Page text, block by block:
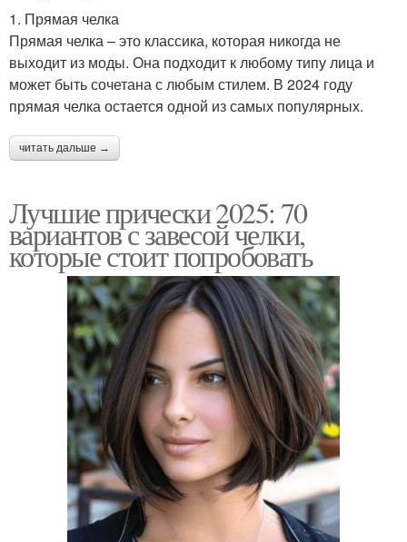
1. Прямая челка
Прямая челка – это классика, которая никогда не
выходит из моды. Она подходит к любому типу лица и
может быть сочетана с любым стилем. В 2024 году
прямая челка остается одной из самых популярных.
читать дальше →
Лучшие прически 2025: 70
вариантов с завесой челки,
которые стоит попробовать